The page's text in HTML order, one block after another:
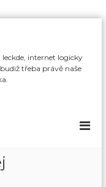
internet logicky
třeba právě naše